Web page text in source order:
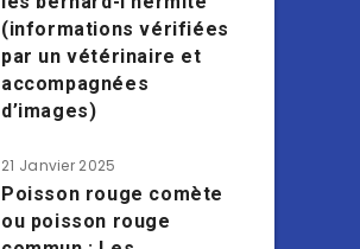
(informations vérifiées
par un vétérinaire et
accompagnées
d’images)
21 Janvier 2025
Poisson rouge comète
ou poisson rouge